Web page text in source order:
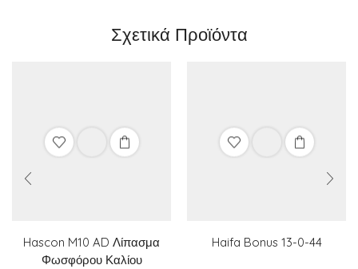
Σχετικά Προϊόντα
Hascon M10 AD Λίπασμα
Φωσφόρου Καλίου
Haifa Bonus 13-0-44